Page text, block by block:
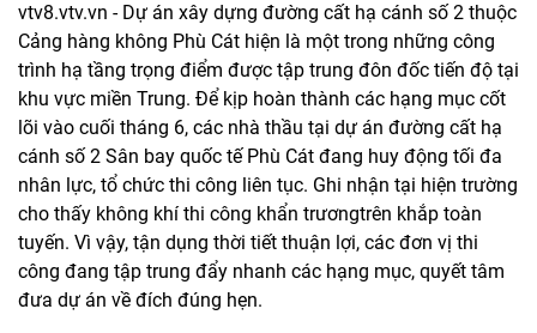
vtv8.vtv.vn - Dự án xây dựng đường cất hạ cánh số 2 thuộc
Cảng hàng không Phù Cát hiện là một trong những công
trình hạ tầng trọng điểm được tập trung đôn đốc tiến độ tại
khu vực miền Trung. Để kịp hoàn thành các hạng mục cốt
lõi vào cuối tháng 6, các nhà thầu tại dự án đường cất hạ
cánh số 2 Sân bay quốc tế Phù Cát đang huy động tối đa
nhân lực, tổ chức thi công liên tục. Ghi nhận tại hiện trường
cho thấy không khí thi công khẩn trươngtrên khắp toàn
tuyến. Vì vậy, tận dụng thời tiết thuận lợi, các đơn vị thi
công đang tập trung đẩy nhanh các hạng mục, quyết tâm
đưa dự án về đích đúng hẹn.